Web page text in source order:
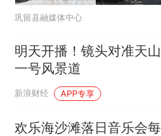
巩留县融媒体中心
明天开播！镜头对准天山
一号风景道
新浪财经 APP专享
欢乐海沙滩落日音乐会每